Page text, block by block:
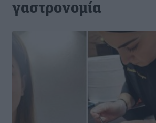
γαστρονομία